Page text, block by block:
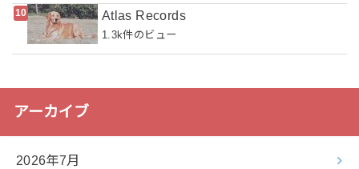
Atlas Records
1.3k件のビュー
アーカイブ
2026年7月